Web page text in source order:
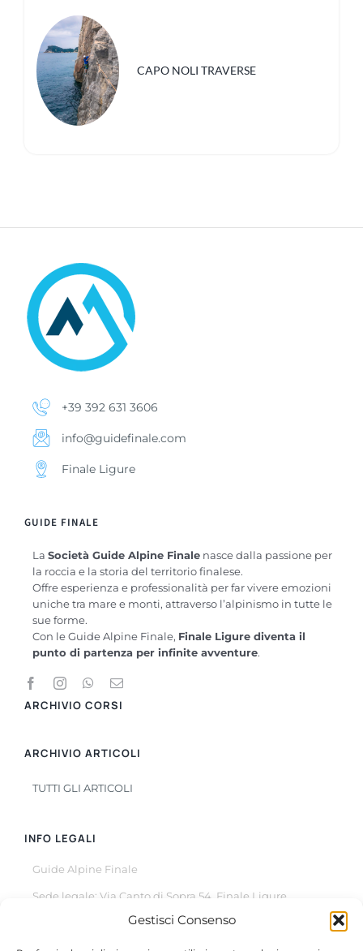
Gestisci Consenso
CAPO NOLI TRAVERSE
+39 392 631 3606
info@guidefinale.com
Finale Ligure
GUIDE FINALE
La Società Guide Alpine Finalenasce dalla passione per
la roccia e la storia del territorio finalese.
Offre esperienza e professionalità per far vivere emozioni
uniche tra mare e monti, attraverso l’alpinismo in tutte le
sue forme.
Con le Guide Alpine Finale, Finale Ligure diventa il
punto di partenza per infinite avventure.
ARCHIVIO CORSI
ARCHIVIO ARTICOLI
TUTTI GLI ARTICOLI
INFO LEGALI
Guide Alpine Finale
Sede legale: Via Canto di Sopra 54, Finale Ligure